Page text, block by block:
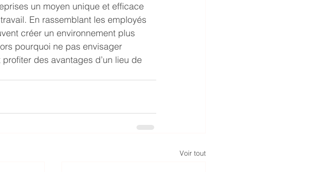
un moyen unique et efficace
En rassemblant les employés
créer un environnement plus
pourquoi ne pas envisager
des avantages d’un lieu de
Voir tout